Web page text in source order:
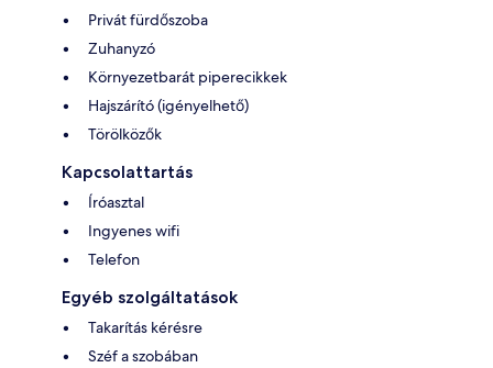
Privát fürdőszoba
Zuhanyzó
Környezetbarát piperecikkek
Hajszárító (igényelhető)
Törölközők
Kapcsolattartás
Íróasztal
Ingyenes wifi
Telefon
Egyéb szolgáltatások
Takarítás kérésre
Széf a szobában